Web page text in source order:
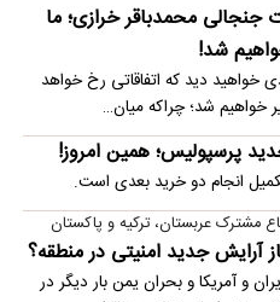
کجا رفت؟
۵۰ هزار حزب‌اللهی بریزند خیابان‌ها و بی
معوقات بازنشستگان تامین
محمدباقر خرازی؛ ما
شد!
خواهید دید که اتفاقاتی رخ خواهد
خواهیم شد؛ چراکه میان…
انجام دو خرید بعدی است.
مشترک عربستان، ترکیه و پاکستان
آرایش جدید امنیتی در منطقه؟
و آمریکا و بحران یمن بار دیگر در